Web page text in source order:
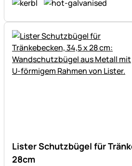
Lister Schutzbügel für
28cm